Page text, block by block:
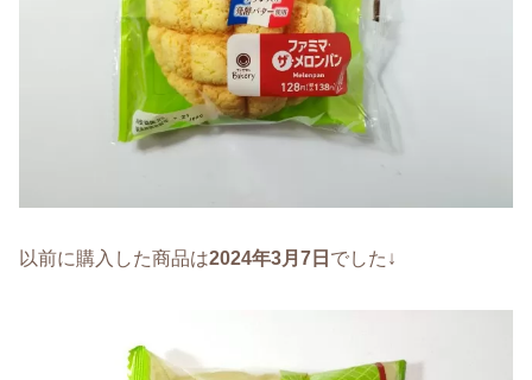
以前に購入した商品は2024年3月7日 でした↓